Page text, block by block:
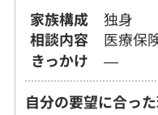
家族構成
独身
相談内容
医療保
きっかけ
―
自分の要望に合っ